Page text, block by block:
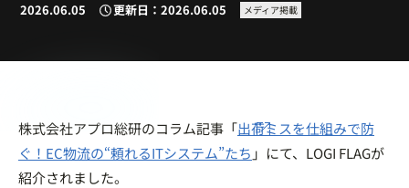
2026.06.05 更新日：2026.06.05 メディア掲載
株式会社アプロ総研のコラム記事「出荷ミスを仕組みで防
ぐ！EC物流の“頼れるITシステム”たち 」にて、LOGI FLAGが
紹介されました。